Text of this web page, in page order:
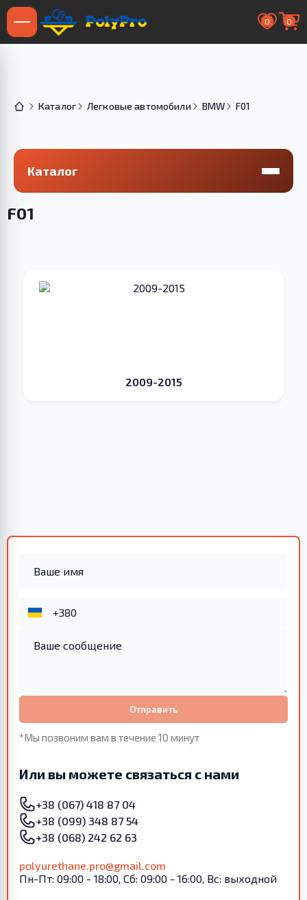
0 0
Каталог Легковые автомобили BMW F01
Каталог
F01
2009-2015
Отправить
*Мы позвоним вам в течение 10 минут
Или вы можете связаться с нами
+38 (067) 418 87 04
+38 (099) 348 87 54
+38 (068) 242 62 63
polyurethane.pro@gmail.com
Пн-Пт: 09:00 - 18:00, Сб: 09:00 - 16:00, Вс: выходной